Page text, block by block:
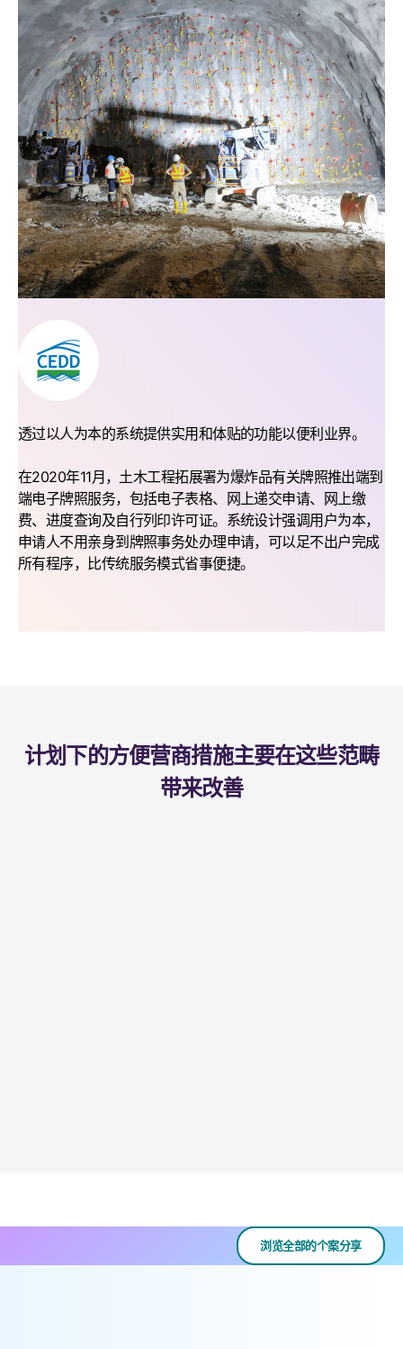
透过以人为本的系统提供实用和体贴的功能以便利业界。
在2020年11月，土木工程拓展署为爆炸品有关牌照推出端到
端电子牌照服务，包括电子表格、网上递交申请、网上缴
费、进度查询及自行列印许可证。系统设计强调用户为本，
申请人不用亲身到牌照事务处办理申请，可以足不出户完成
所有程序，比传统服务模式省事便捷。
计划下的方便营商措施主要在这些范畴
带来改善
浏览全部的个案分享